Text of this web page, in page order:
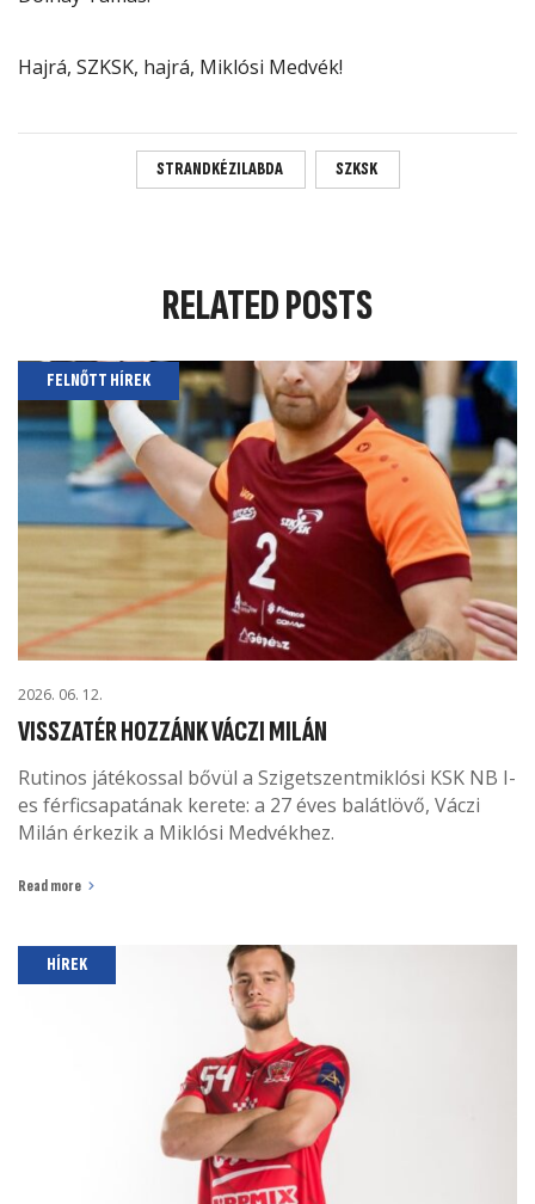
Hajrá, SZKSK, hajrá, Miklósi Medvék!
STRANDKÉZILABDA SZKSK
RELATEDPOSTS
FELNŐTT HÍREK
2026. 06. 12.
VISSZATÉR HOZZÁNK VÁCZI MILÁN
Rutinos játékossal bővül a Szigetszentmiklósi KSK NB I-
es férficsapatának kerete: a 27 éves balátlövő, Váczi
Milán érkezik a Miklósi Medvékhez.
Read more
HÍREK